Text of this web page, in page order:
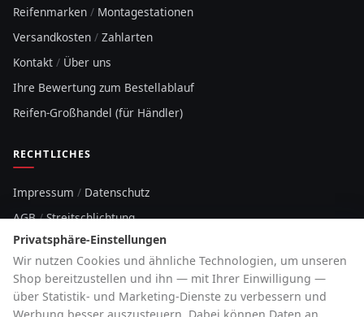
Reifenmarken / Montagestationen
Versandkosten / Zahlarten
Kontakt / Über uns
Ihre Bewertung zum Bestellablauf
Reifen-Großhandel (für Händler)
RECHTLICHES
Impressum / Datenschutz
AGB/Streitschlichtung
Sitemap
Cookie-Hinweis
HOTLINE
Privatsphäre-Einstellungen
Wir nutzen Cookies und ähnliche Technologien, um unseren
Shop bereitzustellen und ihn — mit Ihrer Einwilligung —
über Statistik- und Marketing-Dienste zu verbessern und